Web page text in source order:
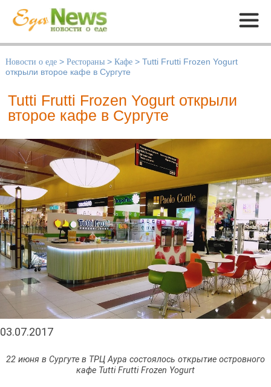
Меню
Новости о еде > Рестораны > Кафе > Tutti Frutti Frozen Yogurt
открыли второе кафе в Сургуте
Tutti Frutti Frozen Yogurt открыли
второе кафе в Сургуте
03.07.2017
22 июня в Сургуте в ТРЦ Аура состоялось открытие островного
кафе Tutti Frutti Frozen Yogurt